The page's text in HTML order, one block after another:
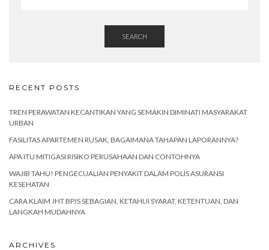
SEARCH
RECENT POSTS
TREN PERAWATAN KECANTIKAN YANG SEMAKIN DIMINATI MASYARAKAT
URBAN
FASILITAS APARTEMEN RUSAK, BAGAIMANA TAHAPAN LAPORANNYA?
APA ITU MITIGASI RISIKO PERUSAHAAN DAN CONTOHNYA
WAJIB TAHU! PENGECUALIAN PENYAKIT DALAM POLIS ASURANSI
KESEHATAN
CARA KLAIM JHT BPJS SEBAGIAN, KETAHUI SYARAT, KETENTUAN, DAN
LANGKAH MUDAHNYA
ARCHIVES